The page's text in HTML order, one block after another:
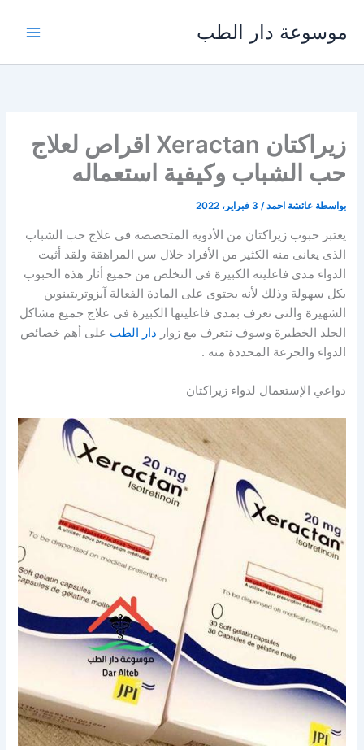
المحتوى
موسوعة دار الطب
زيراكتان Xeractan اقراص لعلاج
حب الشباب وكيفية استعماله
بواسطة عائشة احمد/ 3 فبراير، 2022
يعتبر حبوب زيراكتان من الأدوية المتخصصة فى علاج حب الشباب
الذى يعانى منه الكثير من الأفراد خلال سن المراهقة ولقد أثبت
الدواء مدى فاعليته الكبيرة فى التخلص من جميع أثار هذه الحبوب
بكل سهولة وذلك لأنه يحتوى على المادة الفعالة آيزوتريتينوين
الشهيرة والتى تعرف بمدى فاعليتها الكبيرة فى علاج جميع مشاكل
الجلد الخطيرة وسوف نتعرف مع زوار دار الطب على أهم خصائص
الدواء والجرعة المحددة منه .
دواعي الإستعمال لدواء زيراكتان